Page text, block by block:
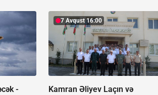
-
7 Avqust 16:00
Kamran Əliyev Laçın və